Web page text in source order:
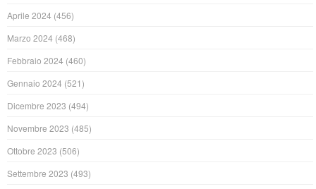
Aprile 2024 (456)
Marzo 2024 (468)
Febbraio 2024 (460)
Gennaio 2024 (521)
Dicembre 2023 (494)
Novembre 2023 (485)
Ottobre 2023 (506)
Settembre 2023 (493)